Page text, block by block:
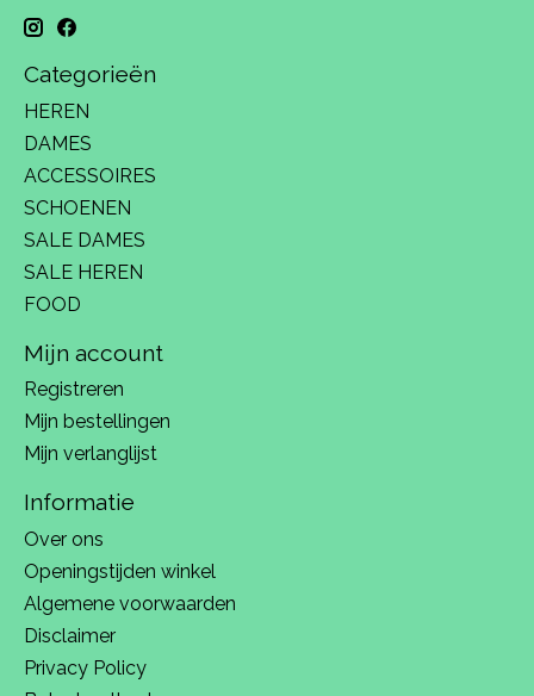
Categorieën
HEREN
DAMES
ACCESSOIRES
SCHOENEN
SALE DAMES
SALE HEREN
FOOD
Mijn account
Registreren
Mijn bestellingen
Mijn verlanglijst
Informatie
Over ons
Openingstijden winkel
Algemene voorwaarden
Disclaimer
Privacy Policy